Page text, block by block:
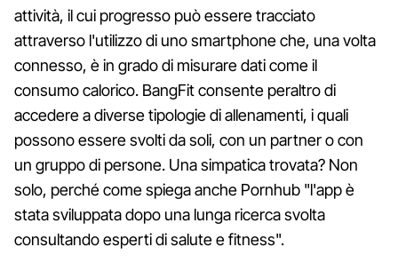
attività, il cui progresso può essere tracciato
attraverso l'utilizzo di uno smartphone che, una volta
connesso, è in grado di misurare dati come il
consumo calorico. BangFit consente peraltro di
accedere a diverse tipologie di allenamenti, i quali
possono essere svolti da soli, con un partner o con
un gruppo di persone. Una simpatica trovata? Non
solo, perché come spiega anche Pornhub "l'app è
stata sviluppata dopo una lunga ricerca svolta
consultando esperti di salute e fitness".